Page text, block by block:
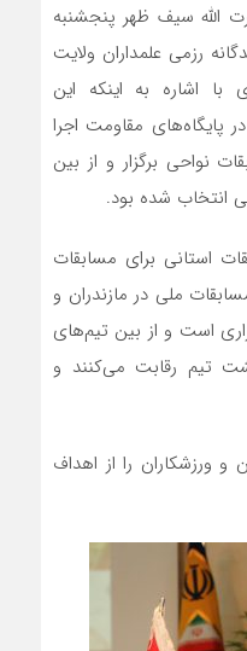
الله سیف ظهر پنجشنبه
رزمی علمداران ولایت
با اشاره به اینکه این
مقاومت اجرا
نواحی برگزار و از بین
انتخاب شده بود.
استانی برای مسابقات
ملی در مازندران و
است و از بین تیم‌های
تیم رقابت می‌کنند و
و ورزشکاران را از اهداف